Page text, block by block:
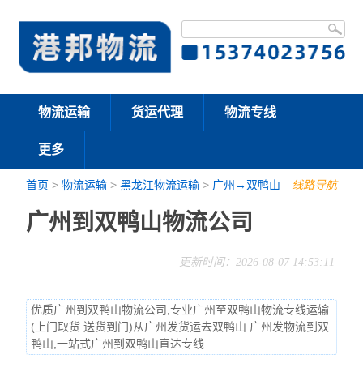
物流运输 货运代理 物流专线
更多
线路导航
首页 >物流运输 >黑龙江物流运输 > 广州→双鸭山
广州到双鸭山物流公司
更新时间：2026-08-07 14:53:11
优质广州到双鸭山物流公司,专业广州至双鸭山物流专线运输
(上门取货 送货到门)从广州发货运去双鸭山 广州发物流到双
鸭山,一站式广州到双鸭山直达专线